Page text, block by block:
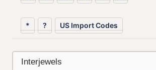
* ? US Import Codes